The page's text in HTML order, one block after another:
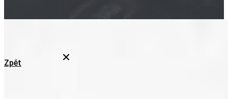
Zpět